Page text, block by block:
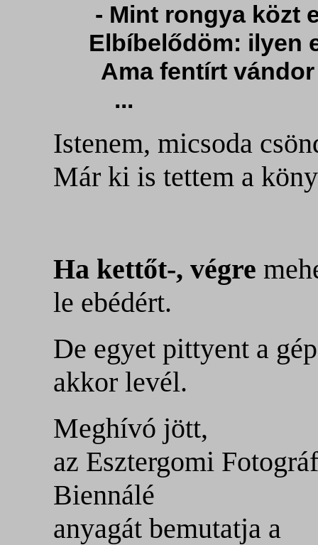
- Mint rongya közt
Elbíbelődöm: ilyen
Ama fentírt
...
Istenem, micsoda
Már ki is tettem a
Ha kettőt-, végre
le ebédért.
De egyet pittyent a
akkor levél.
Meghívó jött,
az Esztergomi
Biennálé
anyagát bemutatja a